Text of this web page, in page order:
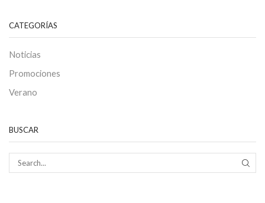
CATEGORÍAS
Noticias
Promociones
Verano
BUSCAR